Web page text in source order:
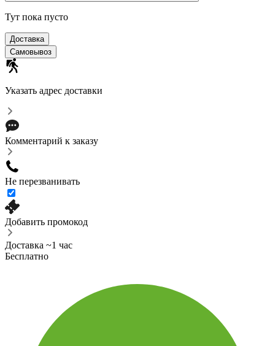
Тут пока пусто
Доставка
Самовывоз
Указать адрес доставки
Комментарий к заказу
Не перезванивать
Добавить промокод
Доставка ~1 час
Бесплатно